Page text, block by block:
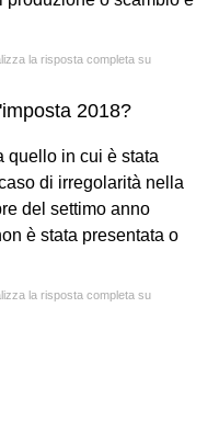
la risposta completa su
2018?
quello in cui è stata
di irregolarità nella
del settimo anno
è stata presentata o
la risposta completa su